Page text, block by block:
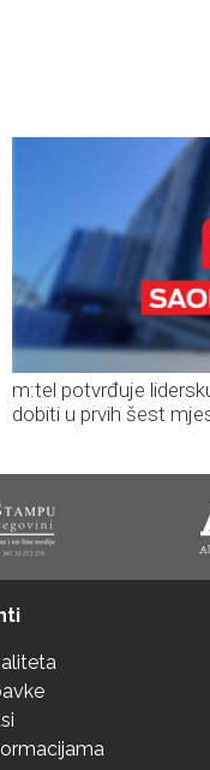
m:tel potvrđuje
dobiti u prvih šest